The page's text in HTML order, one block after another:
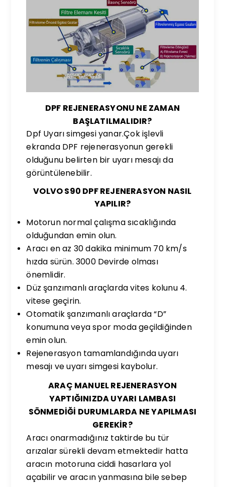
DPF REJENERASYONU NE ZAMAN
BAŞLATILMALIDIR?
Dpf Uyarı simgesi yanar.Çok işlevli
ekranda DPF rejenerasyonun gerekli
olduğunu belirten bir uyarı mesajı da
görüntülenebilir.
VOLVO S90 DPF REJENERASYON NASIL
YAPILIR?
Motorun normal çalışma sıcaklığında
olduğundan emin olun.
Aracı en az 30 dakika minimum 70 km/s
hızda sürün. 3000 Devirde olması
önemlidir.
Düz şanzımanlı araçlarda vites kolunu 4.
vitese geçirin.
Otomatik şanzımanlı araçlarda “D”
konumuna veya spor moda geçildiğinden
emin olun.
Rejenerasyon tamamlandığında uyarı
mesajı ve uyarı simgesi kaybolur.
ARAÇ MANUEL REJENERASYON
YAPTIĞINIZDA UYARI LAMBASI
SÖNMEDİĞİ DURUMLARDA NE YAPILMASI
GEREKİR?
Aracı onarmadığınız taktirde bu tür
arızalar sürekli devam etmektedir hatta
aracın motoruna ciddi hasarlara yol
açabilir ve aracın yanmasına bile sebep